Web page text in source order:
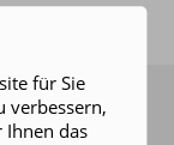
für Sie
verbessern,
Ihnen das